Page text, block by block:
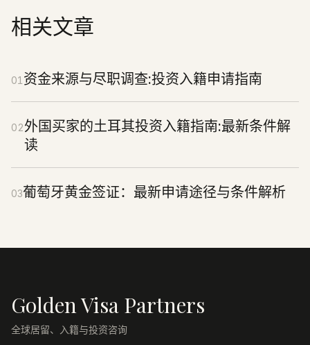
相关文章
01 资金来源与尽职调查:投资入籍申请指南
02外国买家的土耳其投资入籍指南:最新条件解
读
03葡萄牙黄金签证：最新申请途径与条件解析
Golden Visa Partners
全球居留、入籍与投资咨询